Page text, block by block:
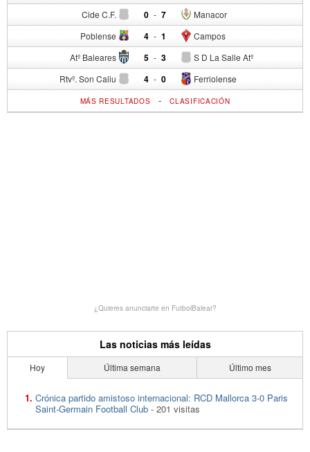
Cide C.F. 0 - Manacor
7
Poblense 4 - Campos
1
Atº Baleares 5 - S D La Salle Atº
3
Rtvº. Son Caliu 4 - Ferriolense
0
MÁS RESULTADOS -CLASIFICACIÓN
¿Quieres anunciarte en FutbolBalear?
Las noticias más leídas
Hoy Última semana Último mes
Crónica partido amistoso internacional: RCD Mallorca 3-0 Paris
Saint-Germain Football Club - 201 visitas